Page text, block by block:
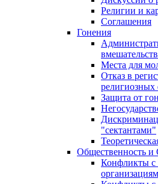
Религии и
Соглашения
Гонения
Места для
Отказ в
религиозных
Защита от
"сектантами"
Общественность
Конфликты с